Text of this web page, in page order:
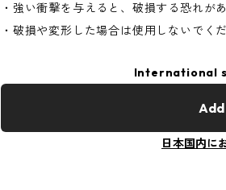
・強い衝撃を与えると、破損する恐れが
・破損や変形した場合は使用しないでくだ
International
日本国内に